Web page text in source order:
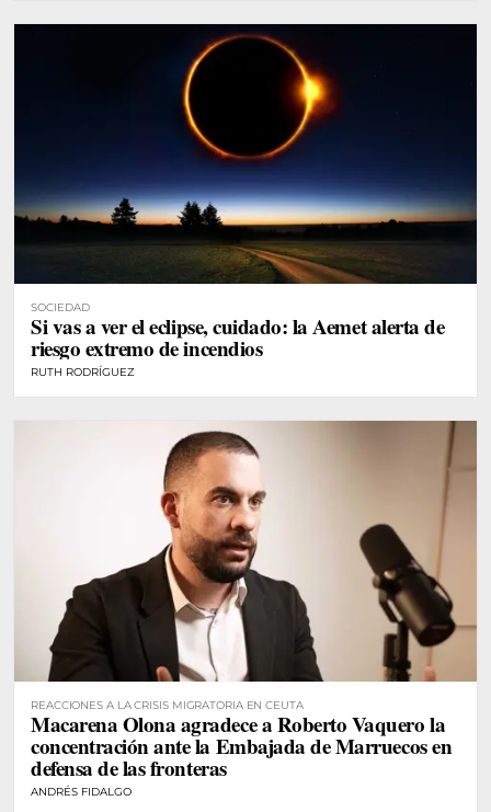
SOCIEDAD
Si vas a ver el eclipse, cuidado: la Aemet alerta de
riesgo extremo de incendios
RUTH RODRÍGUEZ
REACCIONES A LA CRISIS MIGRATORIA EN CEUTA
Macarena Olona agradece a Roberto Vaquero la
concentración ante la Embajada de Marruecos en
defensa de las fronteras
ANDRÉS FIDALGO